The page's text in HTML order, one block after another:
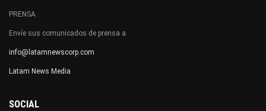
PRENSA
Envíe sus comunicados de prensa a
info@latamnewscorp.com
Latam News Media
SOCIAL